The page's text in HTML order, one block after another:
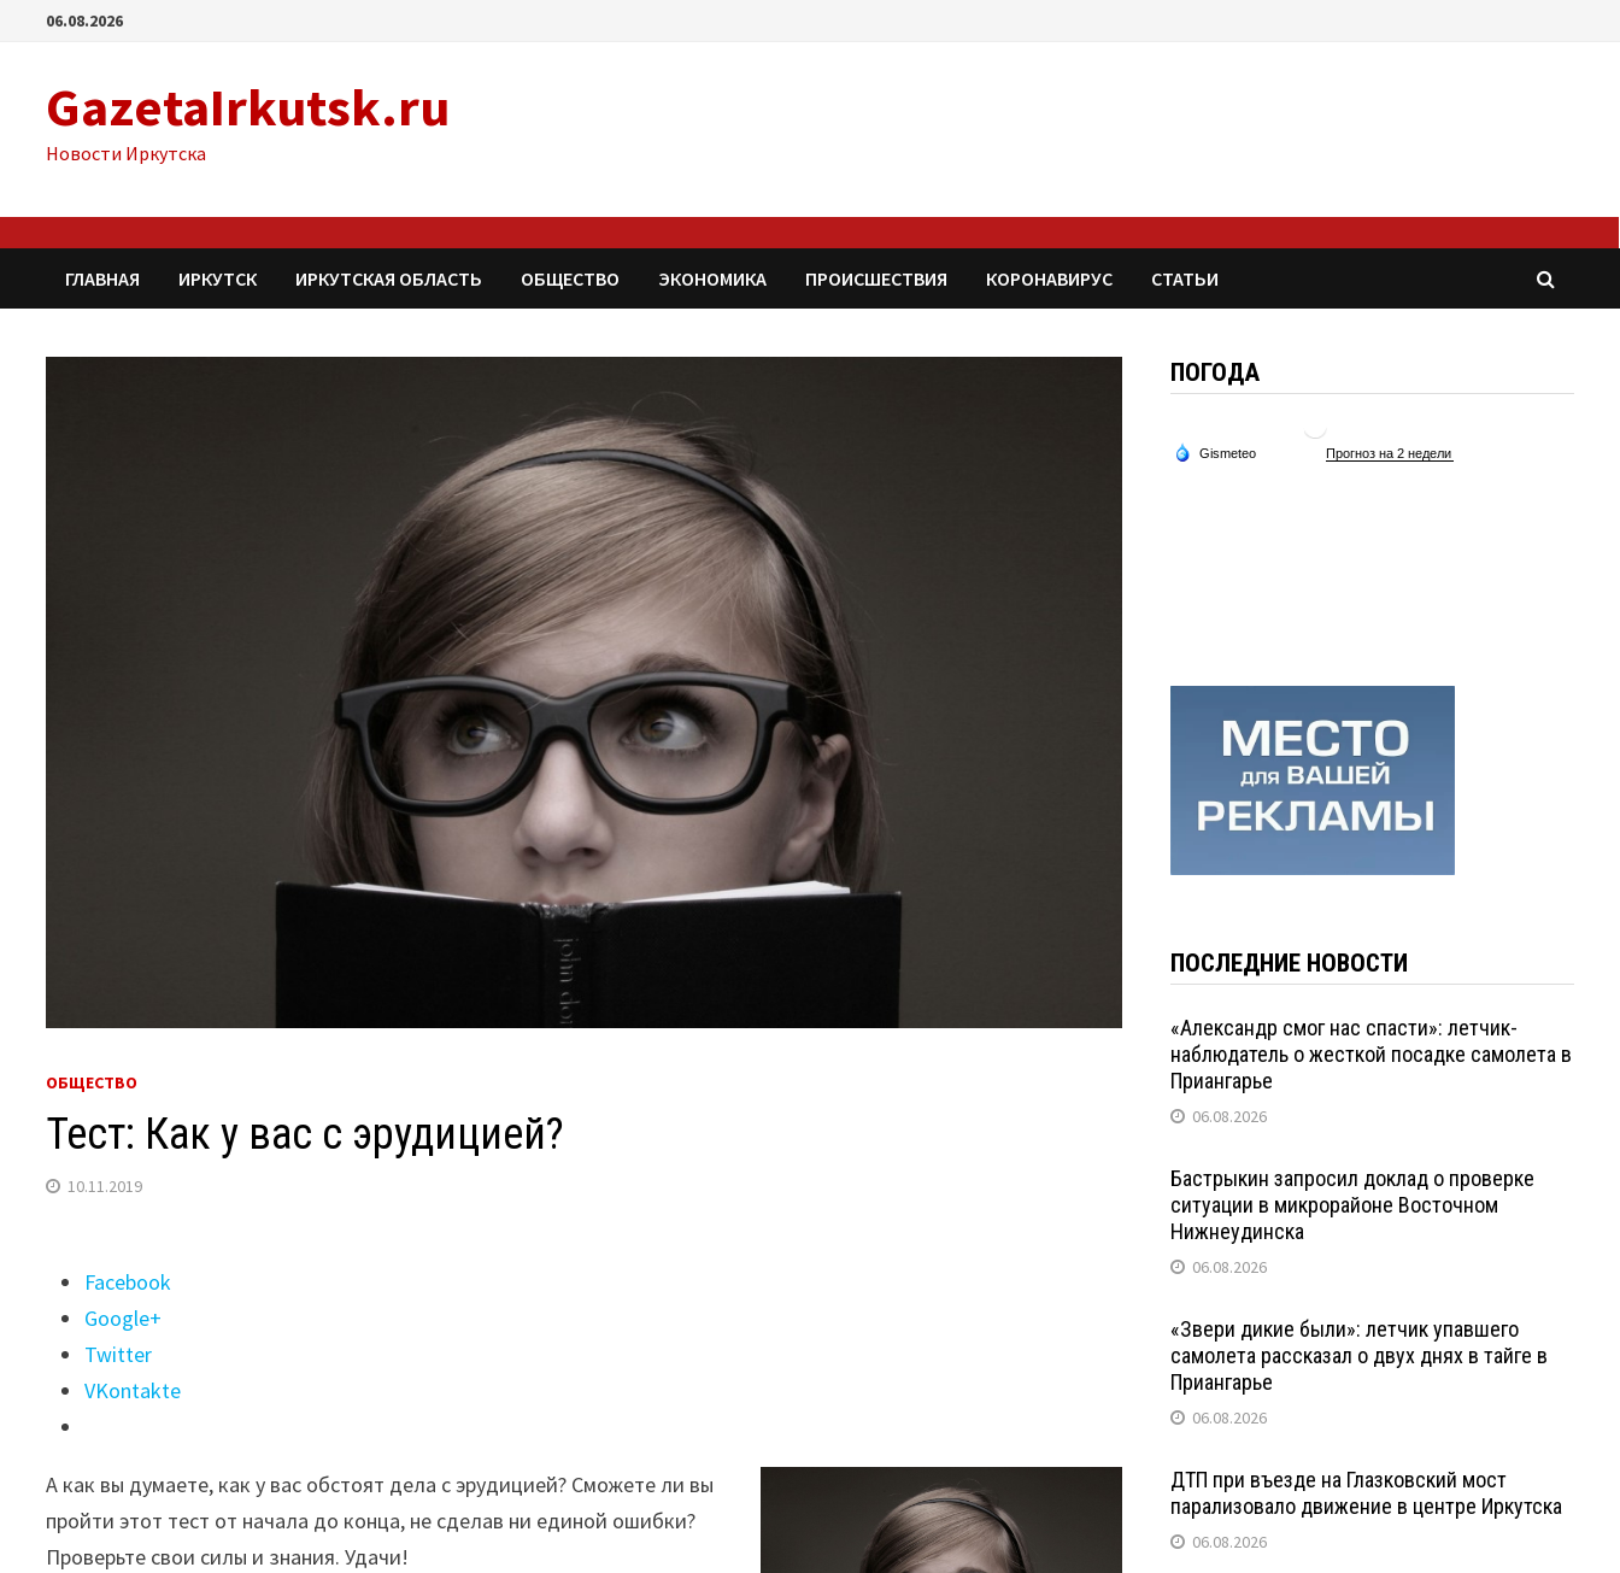
Перейти06.08.2026
GazetaIrkutsk.ru
Новости Иркутска
ГЛАВНАЯ ИРКУТСК ИРКУТСКАЯ ОБЛАСТЬ ОБЩЕСТВО ЭКОНОМИКА ПРОИСШЕСТВИЯ КОРОНАВИРУС СТАТЬИ
ОБЩЕСТВО
Тест: Как у вас с эрудицией?
10.11.2019
Поделиться
"Тест:
Как
вас
эрудицией?"
Facebook
Google+
Twitter
VKontakte
А как вы думаете, как у вас обстоят дела с эрудицией? Сможете ли вы
пройти этот тест от начала до конца, не сделав ни единой ошибки?
Проверьте свои силы и знания. Удачи!
ПОГОДА
ПОСЛЕДНИЕ НОВОСТИ
«Александр смог нас спасти»: летчик-
наблюдатель о жесткой посадке самолета в
Приангарье
06.08.2026
Бастрыкин запросил доклад о проверке
ситуации в микрорайоне Восточном
Нижнеудинска
06.08.2026
«Звери дикие были»: летчик упавшего
самолета рассказал о двух днях в тайге в
Приангарье
06.08.2026
ДТП при въезде на Глазковский мост
парализовало движение в центре Иркутска
06.08.2026